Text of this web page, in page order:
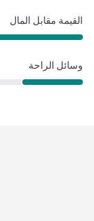
القيمة مقابل المال
وسائل الراحة